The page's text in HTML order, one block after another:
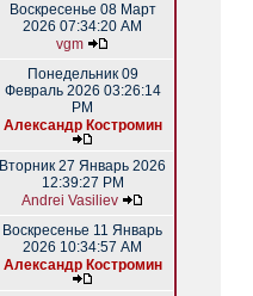
Воскресенье 08 Март
2026 07:34:20 AM
vgm
Понедельник 09
Февраль 2026 03:26:14
PM
Александр Костромин
Вторник 27 Январь 2026
12:39:27 PM
Andrei Vasiliev
Воскресенье 11 Январь
2026 10:34:57 AM
Александр Костромин